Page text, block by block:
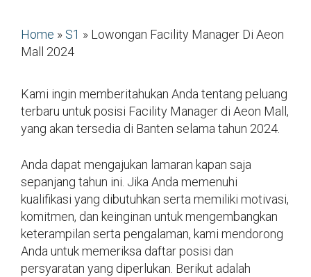
Home » S1 » Lowongan Facility Manager Di Aeon
Mall 2024
Kami ingin memberitahukan Anda tentang peluang
terbaru untuk posisi Facility Manager di Aeon Mall,
yang akan tersedia di Banten selama tahun 2024.
Anda dapat mengajukan lamaran kapan saja
sepanjang tahun ini. Jika Anda memenuhi
kualifikasi yang dibutuhkan serta memiliki motivasi,
komitmen, dan keinginan untuk mengembangkan
keterampilan serta pengalaman, kami mendorong
Anda untuk memeriksa daftar posisi dan
persyaratan yang diperlukan. Berikut adalah